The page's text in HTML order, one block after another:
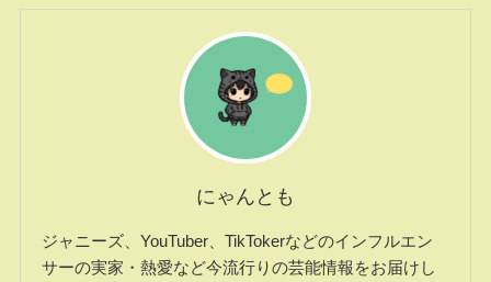
にゃんとも
ジャニーズ、YouTuber、TikTokerなどのインフルエン
サーの実家・熱愛など今流行りの芸能情報をお届けし